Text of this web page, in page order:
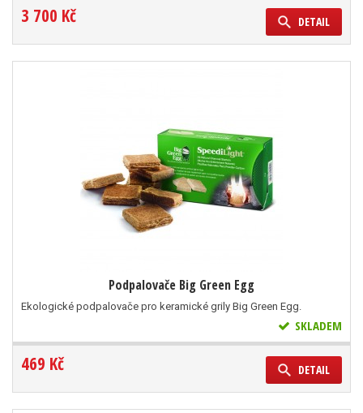
3 700 Kč DETAIL
Podpalovače Big Green Egg
Ekologické podpalovače pro keramické grily Big Green Egg.
SKLADEM
469 Kč DETAIL